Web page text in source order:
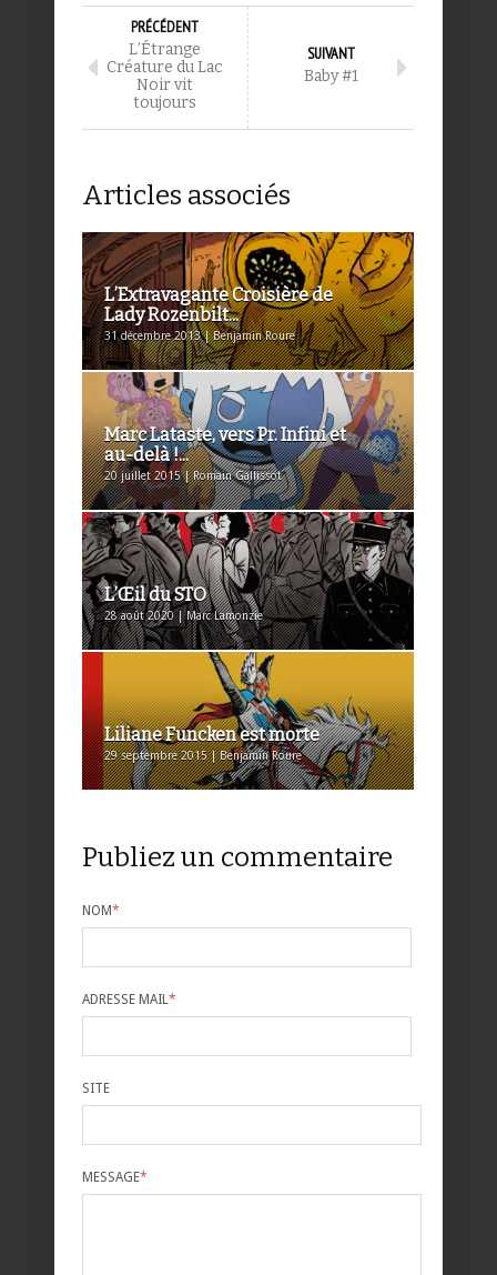
PRÉCÉDENT
L’Étrange
Créature du Lac
Noir vit
toujours
SUIVANT
Baby #1
Articles associés
L’Extravagante Croisière de
Lady Rozenbilt...
31 décembre 2013 | Benjamin Roure
Marc Lataste, vers Pr. Infini et
au-delà !...
20 juillet 2015 | Romain Gallissot
L’Œil du STO
28 août 2020 | Marc Lamonzie
Liliane Funcken est morte
29 septembre 2015 | Benjamin Roure
Publiez un commentaire
NOM*
ADRESSE MAIL*
SITE
MESSAGE*